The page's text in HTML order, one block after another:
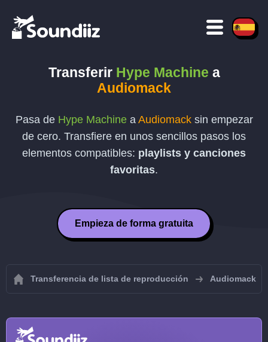
Transferir Hype Machine a
Audiomack
Pasa de Hype Machinea Audiomacksin empezar
de cero. Transfiere en unos sencillos pasos los
elementos compatibles: playlists y canciones
favoritas.
Empieza de forma gratuita
Transferencia de lista de reproducción Audiomack